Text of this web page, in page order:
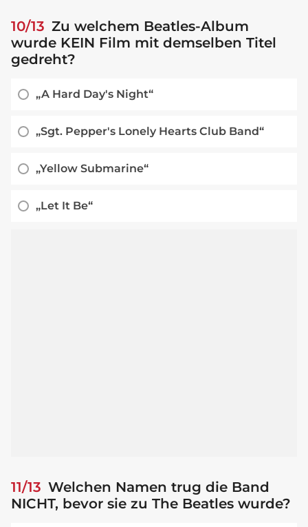
10/13 Zu welchem Beatles-Album
wurde KEIN Film mit demselben Titel
gedreht?
„A Hard Day's Night“
„Sgt. Pepper's Lonely Hearts Club Band“
„Yellow Submarine“
„Let It Be“
11/13 Welchen Namen trug die Band
NICHT, bevor sie zu The Beatles wurde?